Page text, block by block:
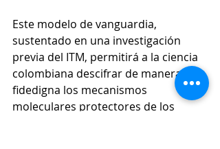
Este modelo de vanguardia,
sustentado en una investigación
previa del ITM, permitirá a la ciencia
colombiana descifrar de manera
fidedigna los mecanismos
moleculares protectores de los